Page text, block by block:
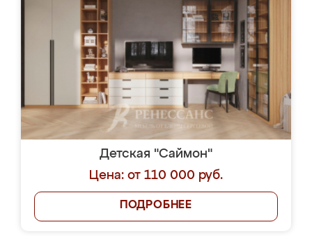
Детская "Саймон"
Цена: от 110 000 руб.
ПОДРОБНЕЕ